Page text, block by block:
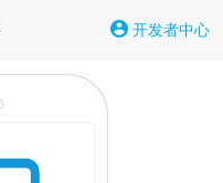
开发者中心